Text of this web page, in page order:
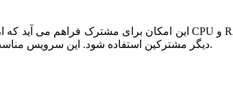
دیگر مشترکین استفاده شود. این سرویس مناسب فروشگاه های خاص، پربازدید با نیازمندی های بخصوص است.